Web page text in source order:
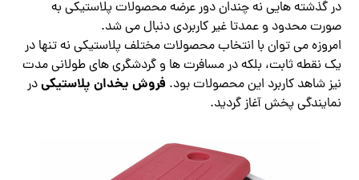
در گذشته هایی نه چندان دور عرضه محصولات پلاستیکی به
صورت محدود و عمدتا غیر کاربردی دنبال می شد.
امروزه می توان با انتخاب محصولات مختلف پلاستیکی نه تنها در
یک نقطه ثابت، بلکه در مسافرت ها و گردشگری های طولانی مدت
نیز شاهد کاربرد این محصولات بود. فروش یخدان پلاستیکیدر
نمایندگی پخش آغاز گردید.